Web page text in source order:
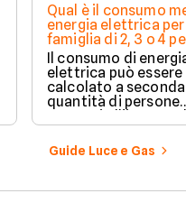
Qual è il consumo
energia elettrica per
famiglia di 2, 3 o 4
Il consumo di
elettrica può essere
calcolato a
quantità di persone
presenti all'interno
determinato
numerosi i fattori
influenzano questo
considerazione per
Guide Luce e Gas